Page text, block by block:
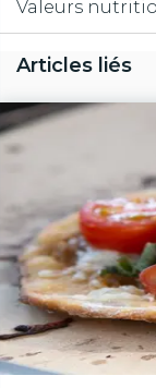
Valeurs
Articles liés